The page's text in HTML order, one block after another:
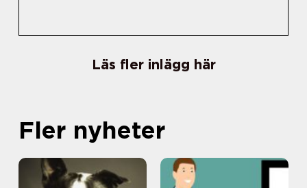
Läs fler inlägg här
Fler nyheter